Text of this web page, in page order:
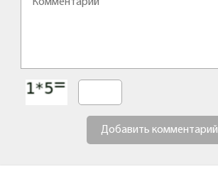
Добавить комментарий